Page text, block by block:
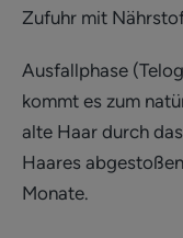
Zufuhr mit
Ausfallphase
kommt es zum
alte Haar durch
Haares
Monate.